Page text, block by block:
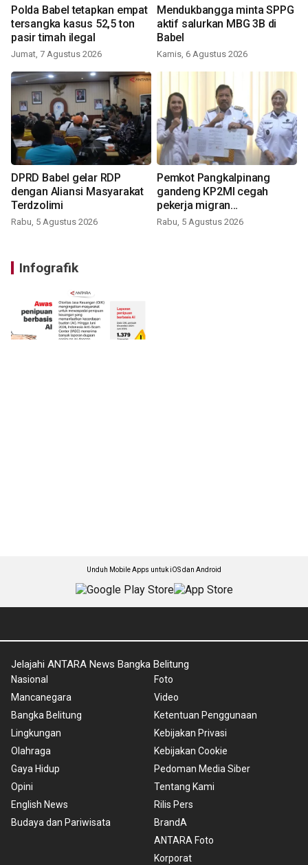
Polda Babel tetapkan empat
tersangka kasus 52,5 ton
pasir timah ilegal
Jumat, 7 Agustus 2026
Mendukbangga minta SPPG
aktif salurkan MBG 3B di
Babel
Kamis, 6 Agustus 2026
DPRD Babel gelar RDP
dengan Aliansi Masyarakat
Terdzolimi
Rabu, 5 Agustus 2026
Pemkot Pangkalpinang
gandeng KP2MI cegah
pekerja migran
nonprosedural
Rabu, 5 Agustus 2026
Infografik
Unduh Mobile Apps untuk iOS dan Android
Jelajahi ANTARA News Bangka Belitung
Nasional
Mancanegara
Bangka Belitung
Lingkungan
Olahraga
Gaya Hidup
Opini
English News
Budaya dan Pariwisata
Foto
Video
Ketentuan Penggunaan
Kebijakan Privasi
Kebijakan Cookie
Pedoman Media Siber
Tentang Kami
Rilis Pers
BrandA
ANTARA Foto
Korporat